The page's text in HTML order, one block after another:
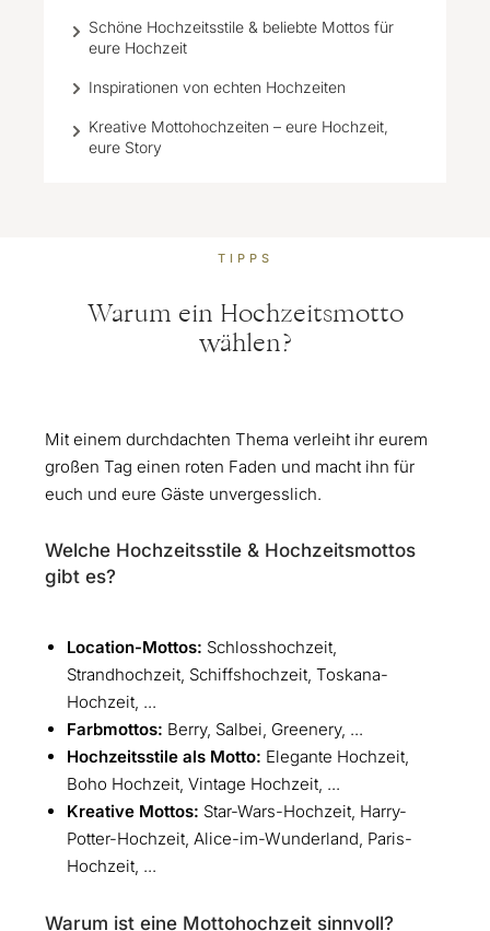
Schöne Hochzeitsstile & beliebte Mottos für
eure Hochzeit
Inspirationen von echten Hochzeiten
Kreative Mottohochzeiten – eure Hochzeit,
eure Story
TIPPS
Warum ein Hochzeitsmotto
wählen?
Mit einem durchdachten Thema verleiht ihr eurem
großen Tag einen roten Faden und macht ihn für
euch und eure Gäste unvergesslich.
Welche Hochzeitsstile & Hochzeitsmottos
gibt es?
Location-Mottos: Schlosshochzeit,
Strandhochzeit, Schiffshochzeit, Toskana-
Hochzeit, ...
Farbmottos: Berry, Salbei, Greenery, ...
Hochzeitsstile als Motto: Elegante Hochzeit,
Boho Hochzeit, Vintage Hochzeit, ...
Kreative Mottos: Star-Wars-Hochzeit, Harry-
Potter-Hochzeit, Alice-im-Wunderland, Paris-
Hochzeit, ...
Warum ist eine Mottohochzeit sinnvoll?